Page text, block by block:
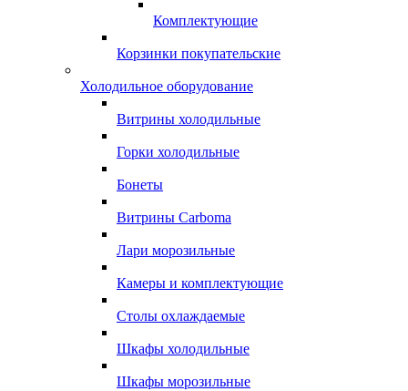
Комплектующие
Корзинки покупательские
Холодильное оборудование
Витрины холодильные
Горки холодильные
Бонеты
Витрины Carboma
Лари морозильные
Камеры и комплектующие
Столы охлаждаемые
Шкафы холодильные
Шкафы морозильные